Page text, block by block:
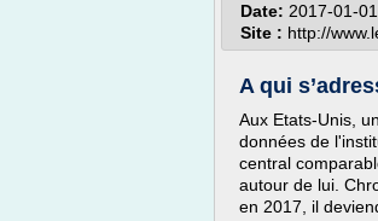
Date: 2017-01-
Site : http://
A qui
Aux Etats-Unis,
données de
central
autour de lui.
en 2017, il